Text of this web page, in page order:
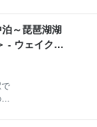
～琵琶湖湖
- ウェイクで